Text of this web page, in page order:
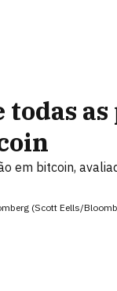
as
em bitcoin,
(Scott Eells/